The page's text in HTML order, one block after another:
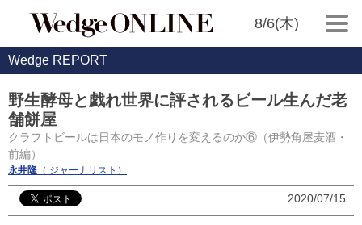
8/6(木)
Wedge REPORT
野生酵母と戯れ世界に評されるビール生んだ老
舗餅屋
クラフトビールは日本のモノ作りを変えるのか⑥（伊勢角屋麦酒・
前編）
永井隆 （ ジャーナリスト）
2020/07/15